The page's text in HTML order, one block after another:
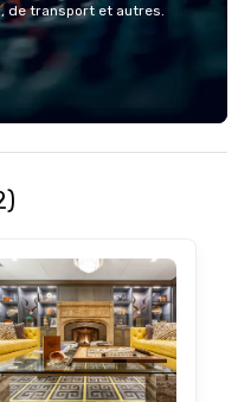
single, double and
de transport et autres.